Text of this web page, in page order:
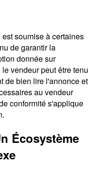
soumise à certaines
de garantir la
donnée sur
vendeur peut être tenu
de bien lire l'annonce et
au vendeur
conformité s'applique
Écosystème